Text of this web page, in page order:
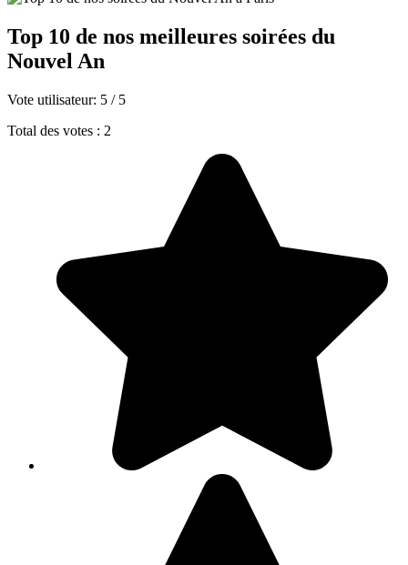
Top 10 de nos meilleures soirées du
Nouvel An
Vote utilisateur: 5 / 5
Total des votes : 2